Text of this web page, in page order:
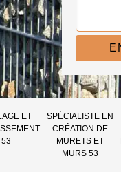
ET
53
SPÉCIALISTE EN
CRÉATION DE
MURETS ET
MURS 53